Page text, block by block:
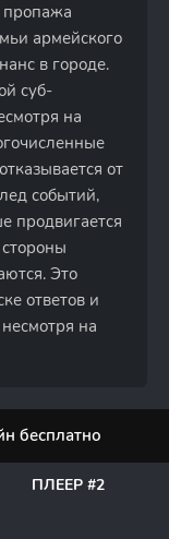
пропажа
армейского
в городе.
суб-
на
от
событий,
продвигается
Это
ответов и
на
бесплатно
ПЛЕЕР #2